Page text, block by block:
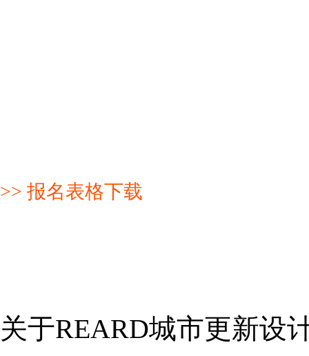
>> 报名表格下载
关于REARD城市更新设